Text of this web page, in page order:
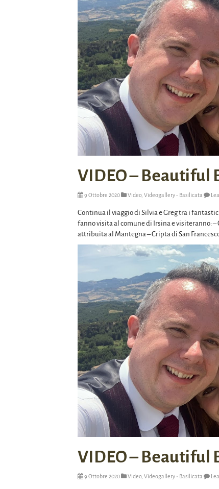
VIDEO – Beautiful
9 Ottobre 2020 Video, Videogallery - Basilicata
Continua il viaggio di Silvia e Greg tra i
fanno visita al comune di Irsina e visiteranno:
attribuita al Mantegna – Cripta di San
VIDEO – Beautiful
9 Ottobre 2020 Video, Videogallery - Basilicata